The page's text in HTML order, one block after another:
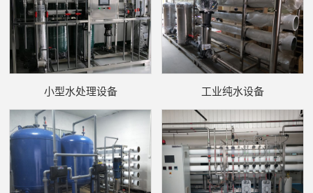
小型水处理设备 工业纯水设备